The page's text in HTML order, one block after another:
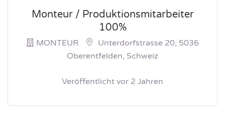
Monteur / Produktionsmitarbeiter
100%
MONTEUR
Unterdorfstrasse 20, 5036
Oberentfelden, Schweiz
Veröffentlicht vor 2 Jahren